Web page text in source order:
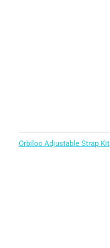
Orbiloc Adjustable Strap Kit